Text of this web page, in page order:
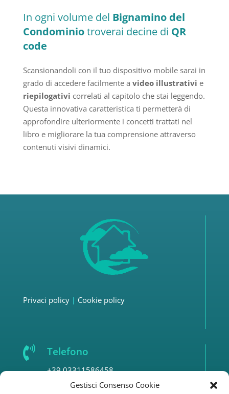
Gestisci Consenso Cookie
In ogni volume del Bignamino del
Condominiotroverai decine di QR
code
Scansionandoli con il tuo dispositivo mobile sarai in
grado di accedere facilmente a video illustrativi e
riepilogativi correlati al capitolo che stai leggendo.
Questa innovativa caratteristica ti permetterà di
approfondire ulteriormente i concetti trattati nel
libro e migliorare la tua comprensione attraverso
contenuti visivi dinamici.
Privaci policy | Cookie policy
 Telefono
+39 03311586458